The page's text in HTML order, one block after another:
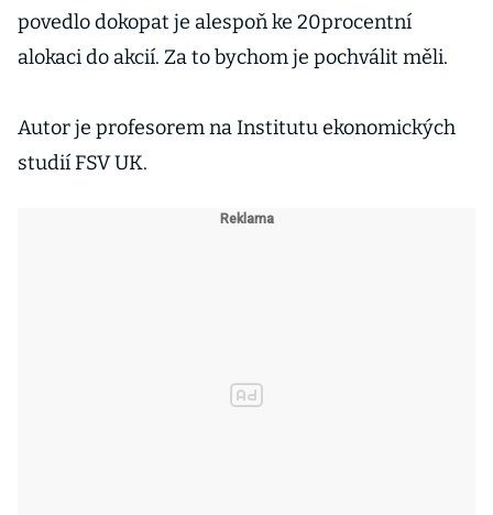
povedlo dokopat je alespoň ke 20procentní
alokaci do akcií. Za to bychom je pochválit měli.
Autor je profesorem na Institutu ekonomických
studií FSV UK.